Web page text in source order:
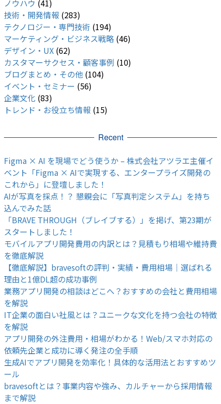
ノウハウ (41)
技術・開発情報 (283)
テクノロジー・専門技術 (194)
マーケティング・ビジネス戦略 (46)
デザイン・UX (62)
カスタマーサクセス・顧客事例 (10)
ブログまとめ・その他 (104)
イベント・セミナー (56)
企業文化 (83)
トレンド・お役立ち情報 (15)
Recent
Figma × AI を現場でどう使うか – 株式会社アツラエ主催イ
ベント「Figma × AIで実現する、エンタープライズ開発の
これから」に登壇しました！
AIが写真を採点！？ 懇親会に「写真判定システム」を持ち
込んでみた話
「BRAVE THROUGH（ブレイブする）」を掲げ、第23期が
スタートしました！
モバイルアプリ開発費用の内訳とは？見積もり相場や維持費
を徹底解説
【徹底解説】bravesoftの評判・実績・費用相場｜選ばれる
理由と1億DL超の成功事例
業務アプリ開発の相談はどこへ？おすすめの会社と費用相場
を解説
IT企業の面白い社風とは？ユニークな文化を持つ会社の特徴
を解説
アプリ開発の外注費用・相場がわかる！Web/スマホ対応の
依頼先企業と成功に導く発注の全手順
生成AIでアプリ開発を効率化！具体的な活用法とおすすめツ
ール
bravesoftとは？事業内容や強み、カルチャーから採用情報
まで解説